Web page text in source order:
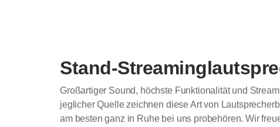
Stand-
Großartiger Sound, höchste Funktionalität und
jeglicher Quelle zeichnen diese Art von
am besten ganz in Ruhe bei uns probehören. Wir